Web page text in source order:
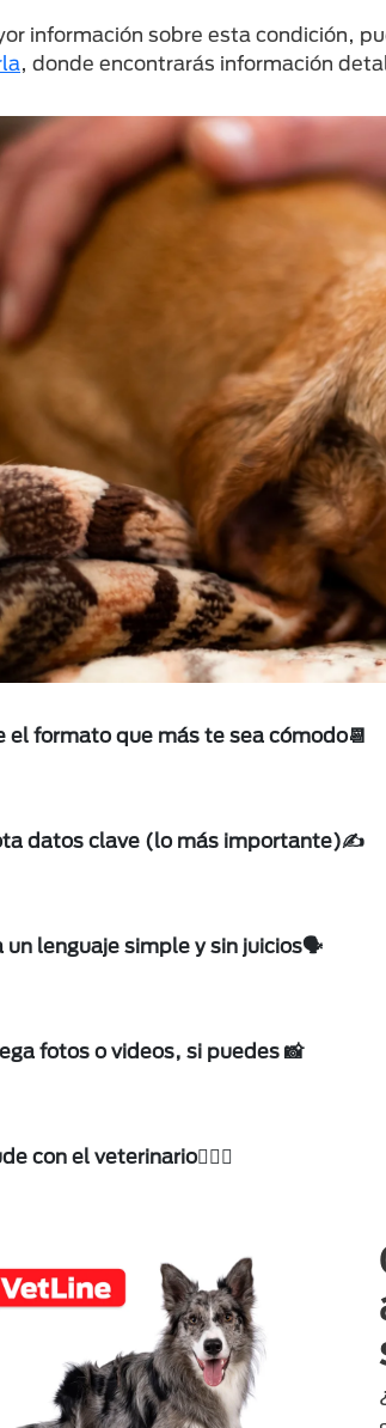
información sobre esta condición,
, donde encontrarás información
el formato que más te sea cómodo📆
datos clave (lo más importante)✍
un lenguaje simple y sin juicios🗣️
fotos o videos, si puedes 📸
con el veterinario👩🏻‍⚕️